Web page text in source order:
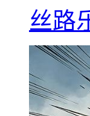
丝路